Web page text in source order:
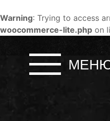
Warning: Trying to access
woocommerce-lite.php on